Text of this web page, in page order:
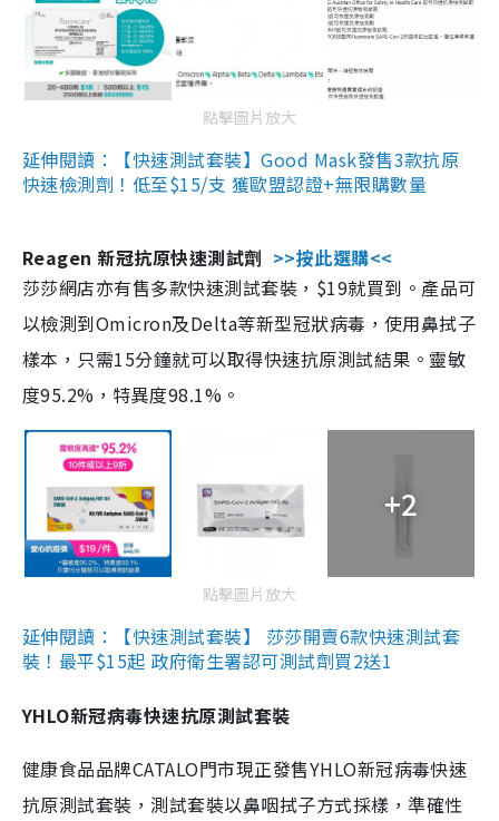
點擊圖片放大
延伸閱讀：【快速測試套裝】Good Mask發售3款抗原
快速檢測劑！低至$15/支 獲歐盟認證+無限購數量
Reagen 新冠抗原快速測試劑 >>按此選購<<
莎莎網店亦有售多款快速測試套裝，$19就買到。產品可
以檢測到Omicron及Delta等新型冠狀病毒，使用鼻拭子
樣本，只需15分鐘就可以取得快速抗原測試結果。靈敏
度95.2%，特異度98.1%。
+2
點擊圖片放大
延伸閱讀：【快速測試套裝】 莎莎開賣6款快速測試套
裝！最平$15起 政府衛生署認可測試劑買2送1
YHLO新冠病毒快速抗原測試套裝
健康食品品牌CATALO門市現正發售YHLO新冠病毒快速
抗原測試套裝，測試套裝以鼻咽拭子方式採樣，準確性